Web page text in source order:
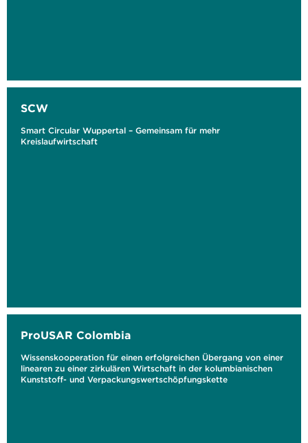
SCW
Smart Circular Wuppertal – Gemeinsam für mehr
Kreislaufwirtschaft
ProUSAR Colombia
Wissenskooperation für einen erfolgreichen Übergang von einer
linearen zu einer zirkulären Wirtschaft in der kolumbianischen
Kunststoff- und Verpackungswertschöpfungskette